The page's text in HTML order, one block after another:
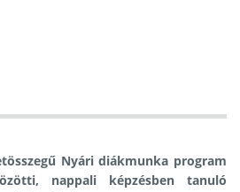
Nyári diákmunka program
nappali képzésben tanuló